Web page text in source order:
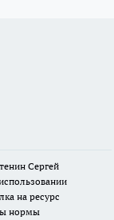
Сергей
на ресурс
нормы